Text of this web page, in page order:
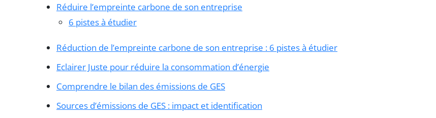
Réduire l’empreinte carbone de son entreprise
6 pistes à étudier
Réduction de l’empreinte carbone de son entreprise : 6 pistes à étudier
Eclairer Juste pour réduire la consommation d’énergie
Comprendre le bilan des émissions de GES
Sources d’émissions de GES : impact et identification